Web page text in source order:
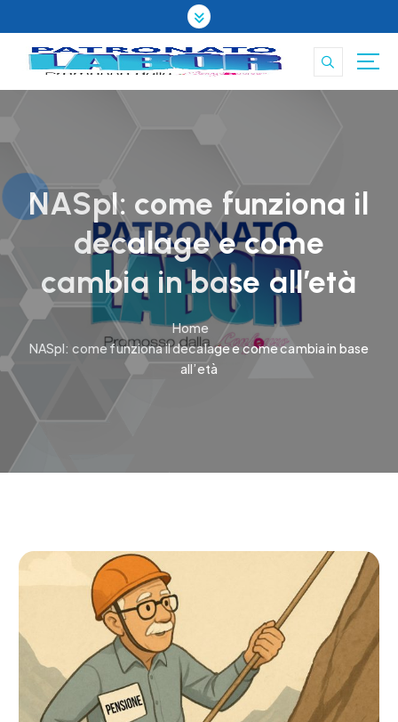
k
t
t
e
t
NASpI: come funziona il
decalage e come
cambia in base all’età
Home
NASpI: come funziona il decalage e come cambia in base
all’età